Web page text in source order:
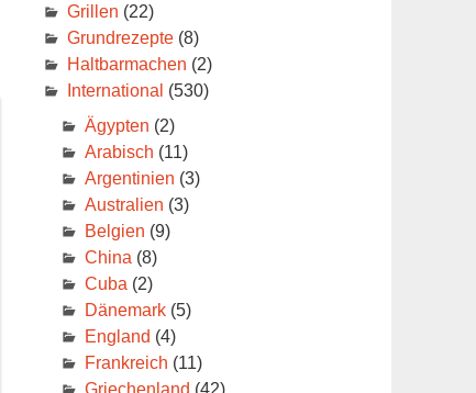
Grillen (22)
Grundrezepte(8)
Haltbarmachen (2)
International (530)
Ägypten (2)
Arabisch (11)
Argentinien (3)
Australien (3)
Belgien (9)
China (8)
Cuba (2)
Dänemark(5)
England (4)
Frankreich (11)
Griechenland (42)